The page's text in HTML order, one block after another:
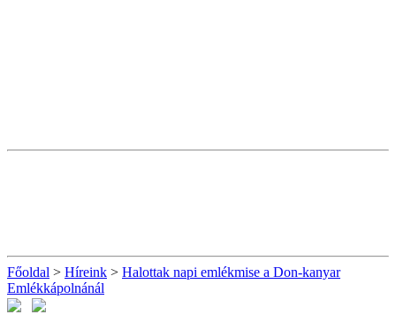
Főoldal > Híreink > Halottak napi emlékmise a Don-kanyar
Emlékkápolnánál